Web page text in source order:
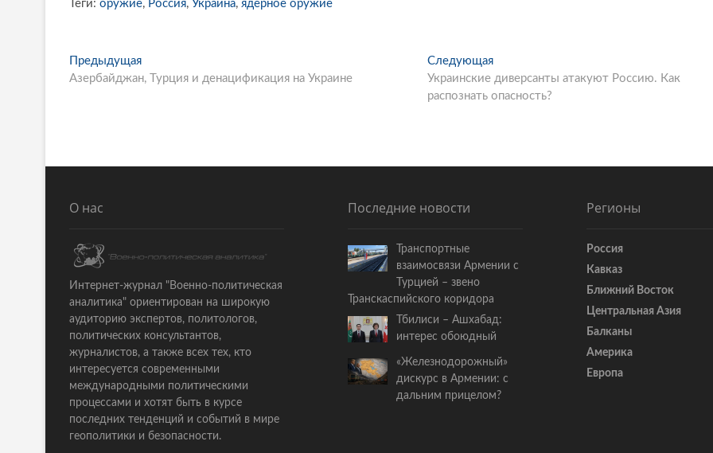
Теги: оружие, Россия, Украина, ядерное оружие
P
o
n
v
i
g
a
t
i
o
n
Предыдущая
р
у
т
т
ь
я
Азербайджан, Турция и денацификация на Украине
Следующая
л
е
щ
т
:
Украинские диверсанты атакуют Россию. Как
распознать опасность?
О нас
Интернет-журнал "Военно-политическая
аналитика" ориентирован на широкую
аудиторию экспертов, политологов,
политических консультантов,
журналистов, а также всех тех, кто
интересуется современными
международными политическими
процессами и хотят быть в курсе
последних тенденций и событий в мире
геополитики и безопасности.
Последние новости
Транспортные
взаимосвязи Армении с
Турцией – звено
Транскаспийского коридора
Тбилиси – Ашхабад:
интерес обоюдный
«Железнодорожный»
дискурс в Армении: с
дальним прицелом?
Регионы
Россия
Кавказ
Ближний Восток
Центральная Азия
Балканы
Америка
Европа